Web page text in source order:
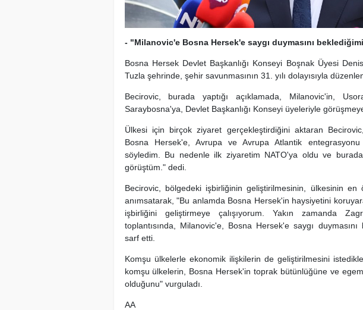
- "Milanovic'e Bosna Hersek'e saygı duymasını
Bosna Hersek Devlet Başkanlığı Konseyi Boşnak Üyesi
Tuzla şehrinde, şehir savunmasının 31. yılı dolayısıyla
Becirovic, burada yaptığı açıklamada, Milanovic'in,
Saraybosna'ya, Devlet Başkanlığı Konseyi üyeleriyle
Ülkesi için birçok ziyaret gerçekleştirdiğini aktaran
Bosna Hersek'e, Avrupa ve Avrupa Atlantik
söyledim. Bu nedenle ilk ziyaretim NATO'ya oldu ve
görüştüm." dedi.
Becirovic, bölgedeki işbirliğinin geliştirilmesinin, ülkesinin en
anımsatarak, "Bu anlamda Bosna Hersek'in haysiyetini
işbirliğini geliştirmeye çalışıyorum. Yakın zamanda
toplantısında, Milanovic'e, Bosna Hersek'e saygı
sarf etti.
Komşu ülkelerle ekonomik ilişkilerin de geliştirilmesini
komşu ülkelerin, Bosna Hersek'in toprak bütünlüğüne ve
olduğunu" vurguladı.
AA